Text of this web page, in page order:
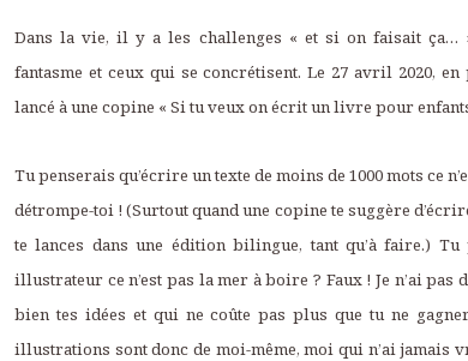
Dans la vie, il y a les challenges « et si on faisait ça…
fantasme et ceux qui se concrétisent. Le 27 avril 2020,
lancé à une copine « Si tu veux on écrit un livre pour
Tu penserais qu’écrire un texte de moins de 1000 mots ce
détrompe-toi ! (Surtout quand une copine te suggère
te lances dans une édition bilingue, tant qu’à faire.)
illustrateur ce n’est pas la mer à boire ? Faux ! Je n’ai
bien tes idées et qui ne coûte pas plus que tu ne
illustrations sont donc de moi-même, moi qui n’ai jamais